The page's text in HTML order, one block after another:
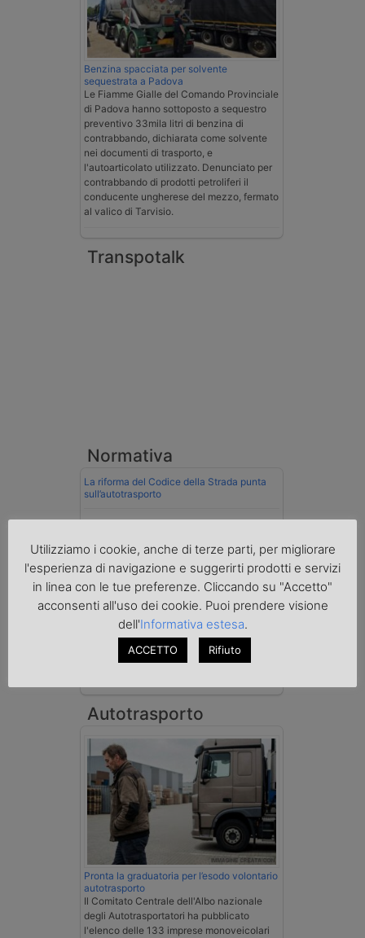
Benzina spacciata per solvente
sequestrata a Padova
Le Fiamme Gialle del Comando Provinciale
di Padova hanno sottoposto a sequestro
preventivo 33mila litri di benzina di
contrabbando, dichiarata come solvente
nei documenti di trasporto, e
l'autoarticolato utilizzato. Denunciato per
contrabbando di prodotti petroliferi il
conducente ungherese del mezzo, fermato
al valico di Tarvisio.
Transpotalk
Normativa
La riforma del Codice della Strada punta
sull’autotrasporto
Cassazione conferma validità multe per
velocità col cronotachigrafo
La Cassazione conferma la qualifica di
spedizioniere-vettore
Esenzione Iva nei trasporti internazionali
Autotrasporto
Pronta la graduatoria per l’esodo volontario
autotrasporto
Il Comitato Centrale dell'Albo nazionale
degli Autotrasportatori ha pubblicato
l'elenco delle 133 imprese monoveicolari
Utilizziamo i cookie, anche di terze parti, per migliorare
l'esperienza di navigazione e suggerirti prodotti e servizi
in linea con le tue preferenze. Cliccando su "Accetto"
acconsenti all'uso dei cookie. Puoi prendere visione
dell'Informativa estesa.
ACCETTO Rifiuto